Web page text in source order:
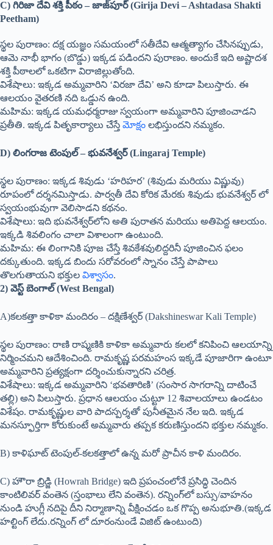
C) గిరిజా దేవి శక్తి పీఠం – జాజ్‌పూర్ (Girija Devi – Ashtadasa Shakti
Peetham)
స్థల పురాణం: దక్ష యజ్ఞం సమయంలో సతీదేవి ఆత్మత్యాగం చేసినప్పుడు,
ఆమె నాభీ భాగం (బొడ్డు) ఇక్కడ పడిందని పురాణం. అందుకే ఇది అష్టాదశ
శక్తి పీఠాలలో ఒకటిగా విరాజిల్లుతోంది.
విశేషాలు: ఇక్కడ అమ్మవారిని ‘విరజా దేవి’ అని కూడా పిలుస్తారు. ఈ
ఆలయం వైతరణి నది ఒడ్డున ఉంది.
మహిమ: ఇక్కడ యమధర్మరాజు స్వయంగా అమ్మవారిని పూజించాడని
ప్రతీతి. ఇక్కడ పితృకార్యాలు చేస్తే మోక్షం లభిస్తుందని నమ్మకం.
D) లింగరాజ టెంపుల్ – భువనేశ్వర్ (Lingaraj Temple)
స్థల పురాణం: ఇక్కడ శివుడు ‘హరిహర’ (శివుడు మరియు విష్ణువు)
రూపంలో దర్శనమిస్తాడు. పార్వతీ దేవి కోరిక మేరకు శివుడు భువనేశ్వర్ లో
స్వయంభువుగా వెలిసాడని కథనం.
విశేషాలు: ఇది భువనేశ్వర్‌లోని అతి పురాతన మరియు అతిపెద్ద ఆలయం.
ఇక్కడి శివలింగం చాలా విశాలంగా ఉంటుంది.
మహిమ: ఈ లింగానికి పూజ చేస్తే శివకేశవులిద్దరినీ పూజించిన ఫలం
దక్కుతుంది. ఇక్కడ బిందు సరోవరంలో స్నానం చేస్తే పాపాలు
తొలగుతాయని భక్తుల విశ్వాసం.
2) వెస్ట్ బెంగాల్ (West Bengal)
A)కలకత్తా కాళికా మందిరం – దక్షిణేశ్వర్ (Dakshineswar Kali Temple)
స్థల పురాణం: రాణి రాష్మణికి కాళికా అమ్మవారు కలలో కనిపించి ఆలయాన్ని
నిర్మించమని ఆదేశించింది. రామకృష్ణ పరమహంస ఇక్కడే పూజారిగా ఉంటూ
అమ్మవారిని ప్రత్యక్షంగా దర్శించుకున్నారని చరిత్ర.
విశేషాలు: ఇక్కడ అమ్మవారిని ‘భవతారిణి’ (సంసార సాగరాన్ని దాటించే
తల్లి) అని పిలుస్తారు. ప్రధాన ఆలయం చుట్టూ 12 శివాలయాలు ఉండటం
విశేషం. రామకృష్ణుల వారి పాదస్పర్శతో పునీతమైన నేల ఇది. ఇక్కడ
మనస్ఫూర్తిగా కోరుకుంటే అమ్మవారు తప్పక కరుణిస్తుందని భక్తుల నమ్మకం.
B) కాళిఘాట్ టెంపుల్-కలకత్తాలో ఉన్న మరో ప్రాచీన కాళి మందిరం.
C) హౌరా బ్రిడ్జి (Howrah Bridge) ఇది ప్రపంచంలోనే ప్రసిద్ధి చెందిన
కాంటిలివర్ వంతెన (స్తంభాలు లేని వంతెన). రన్నింగ్‌లో బస్సు/వాహనం
నుండి హుగ్లీ నదిపై దీని నిర్మాణాన్ని వీక్షించడం ఒక గొప్ప అనుభూతి.(ఇక్కడ
హల్టింగ్ లేదు.రన్నింగ్ లో దూరంనుండే విజిట్ ఉంటుంది)